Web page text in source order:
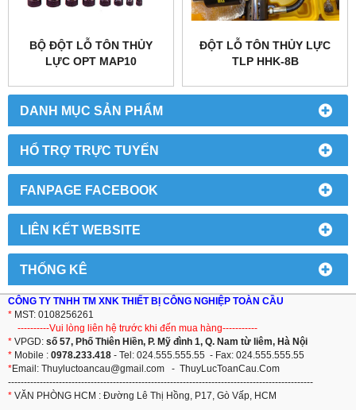
DANH MỤC SẢN PHẨM
HỔ TRỢ TRỰC TUYẾN
FANPAGE FACEBOOK
LIÊN KẾT WEBSITE
THỐNG KÊ
BỘ ĐỘT LỖ TÔN THỦY
LỰC OPT MAP10
ĐỘT LỖ TÔN THỦY LỰC
TLP HHK-8B
CÔNG TY TNHH TM XNK THIẾT BỊ CÔNG NGHIỆP TOÀN CẦU
* MST: 0108256261
----------Vui lòng liên hệ trước khi đến mua hàng-----------
* VPGD: số 57, Phố Thiên Hiền, P. Mỹ đình 1, Q. Nam từ liêm, Hà Nội
* Mobile : 0978.233.418 - Tel: 024.555.555.55 - Fax: 024.555.555.55
*Email: Thuyluctoancau@gmail.com - ThuyLucToanCau.Com
------------------------------------------------------------------------------------------------
* VĂN PHÒNG HCM : Đường Lê Thị Hồng, P17, Gò Vấp, HCM